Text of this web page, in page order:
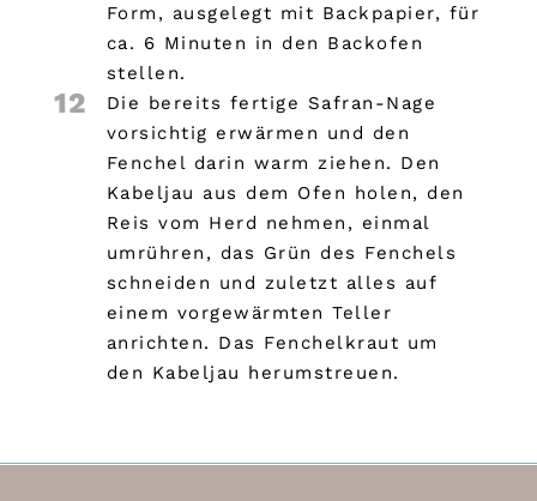
Form, ausgelegt mit Backpapier, für
ca. 6 Minuten in den Backofen
stellen.
12
Die bereits fertige Safran-Nage
vorsichtig erwärmen und den
Fenchel darin warm ziehen. Den
Kabeljau aus dem Ofen holen, den
Reis vom Herd nehmen, einmal
umrühren, das Grün des Fenchels
schneiden und zuletzt alles auf
einem vorgewärmten Teller
anrichten. Das Fenchelkraut um
den Kabeljau herumstreuen.